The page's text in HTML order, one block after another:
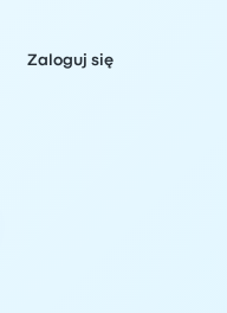
Zaloguj się